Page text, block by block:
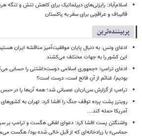
اسلام‌آباد: رایزنی‌های دیپلماتیک برای کاهش تنش و تنگه
قالیباف و عراقچی برای سفر به پاکستان
پربیننده‌ترین
ادعای ونس: به دنبال پایان موفقیت‌آمیز مناقشه ایران
این کشور را به جهات مختلف می‌کشند
ادعای ترامپ: «جمهوری اسلامی دوست‌داشتنی را حسابی
بودیم/ غنائم از آنِ فاتح است، درست است؟
ترامپ از گزارش سی‌ان‌ان عصبانی شد؛ همه آن‌ها را در
رویترز پشت پرده توقف جنگ را افشا کرد: تهران به
آمریکا حمله کند....
واشنگتن پست افشا کرد: دعوای لفظی هگست و ترامپ بر
حماسی» با زرادخانه‌ای که از قبل خالی شده بود/ هگست